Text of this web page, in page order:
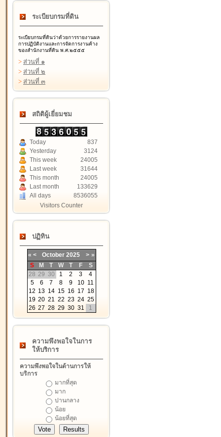
ระเบียบกรมที่ดิน
ระเบียบกรมที่ดินว่าด้วยการรายงานผล
การปฏิบัติงานและการจัดการงานค้าง
ของสำนักงานที่ดิน พ.ศ.๒๕๕๕
> ส่วนที่ ๑
> ส่วนที่ ๒
> ส่วนที่ ๓
สถิติผู้เยี่ยมชม
Today
837
Yesterday
3124
This week
24005
Last week
31644
This month
24005
Last month
133629
All days
8536055
Visitors Counter
ปฏิทิน
« < October 2025 > »
S
M T W T F
S
28 29 30 1 2 3
4
5
6 7 8 9 10 11
12 13 14 15 16 17 18
19 20 21 22 23 24 25
26 27 28 29 30 31 1
ความพึงพอใจในการ
ให้บริการ
ความพึงพอใจในด้านการให้
บริการ
มากที่สุด
มาก
ปานกลาง
น้อย
น้อยที่สุด